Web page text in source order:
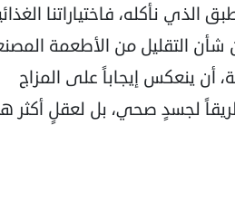
الذي نأكله، فاختياراتنا
شأن التقليل من الأطعمة
أن ينعكس إيجاباً على المزاج
لجسدٍ صحي، بل لعقلٍ أكثر